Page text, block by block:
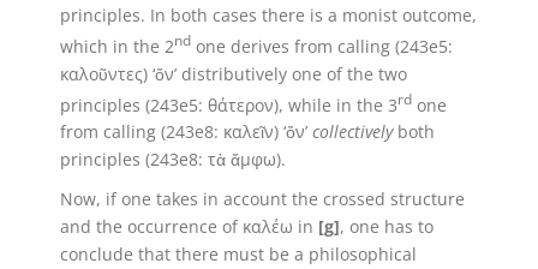
principles. In both cases there is a monist outcome,
which in the 2nd one derives from calling (243e5:
καλοῦντες) ‘ὄν’ distributively one of the two
principles (243e5: θάτερον), while in the 3rd one
from calling (243e8: καλεῖν) ‘ὄν’ collectivelyboth
principles (243e8: τὰ ἄμφω).
Now, if one takes in account the crossed structure
and the occurrence of καλέω in [g], one has to
conclude that there must be a philosophical